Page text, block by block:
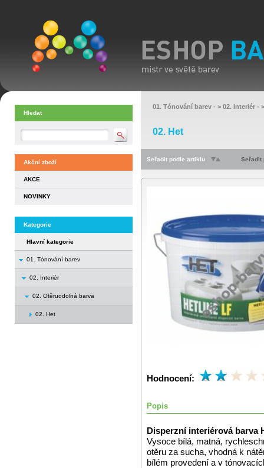
Hledat
Akční zboží
AKCE
NOVINKY
Kategorie
Hlavní kategorie
01. Tónování barev
02. Interiér
02. Otěruodolná barva
02. Het
01. Tónování barev - > 02. Interiér -
02. Het
Seřadit podle artiklu Seřadit
Hodnocení:
Popis
Disperzní interiérová barva
Vysoce bílá, matná,
otěru za sucha, vhodná k
bílém provedení a v